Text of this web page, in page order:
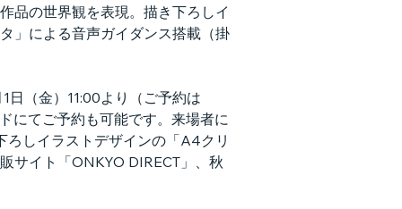
品の世界観を表現。描き下ろしイ
」による音声ガイダンス搭載（掛
日（金）11:00より（ご予約は
にてご予約も可能です。来場者に
しイラストデザインの「A4クリ
サイト「ONKYO DIRECT」、秋